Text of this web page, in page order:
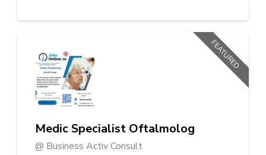
Medic Specialist Oftalmolog
@ Business Activ Consult
FEATURED